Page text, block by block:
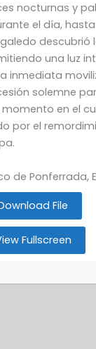
nocturnas y
el día,
descubrió
una luz
inmediata
solemne
en el
por el
de Ponferrada,
File
Fullscreen